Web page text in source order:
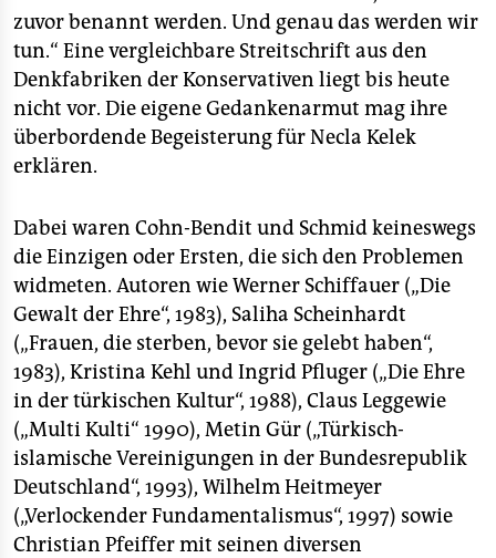
zuvor benannt werden. Und genau das werden wir
tun.“ Eine vergleichbare Streitschrift aus den
Denkfabriken der Konservativen liegt bis heute
nicht vor. Die eigene Gedankenarmut mag ihre
überbordende Begeisterung für Necla Kelek
erklären.
Dabei waren Cohn-Bendit und Schmid keineswegs
die Einzigen oder Ersten, die sich den Problemen
widmeten. Autoren wie Werner Schiffauer („Die
Gewalt der Ehre“, 1983), Saliha Scheinhardt
(„Frauen, die sterben, bevor sie gelebt haben“,
1983), Kristina Kehl und Ingrid Pfluger („Die Ehre
in der türkischen Kultur“, 1988), Claus Leggewie
(„Multi Kulti“ 1990), Metin Gür („Türkisch-
islamische Vereinigungen in der Bundesrepublik
Deutschland“, 1993), Wilhelm Heitmeyer
(„Verlockender Fundamentalismus“, 1997) sowie
Christian Pfeiffer mit seinen diversen